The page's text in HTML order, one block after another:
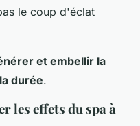
le coup d'éclat
et embellir la
durée.
les effets du spa à